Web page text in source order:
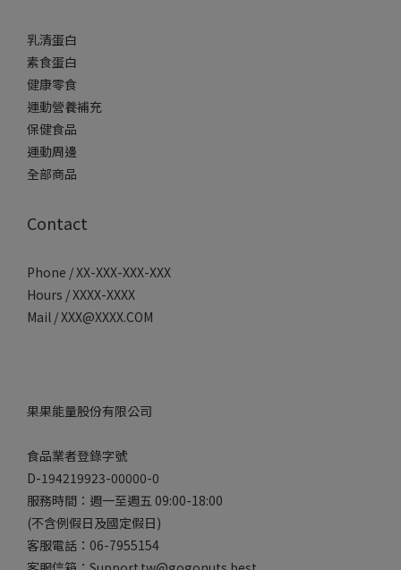
乳清蛋白
素食蛋白
健康零食
運動營養補充
保健食品
運動周邊
全部商品
Contact
Phone / XX-XXX-XXX-XXX
Hours / XXXX-XXXX
Mail / XXX@XXXX.COM
果果能量股份有限公司
食品業者登錄字號
D-194219923-00000-0
服務時間：週一至週五 09:00-18:00
(不含例假日及國定假日)
客服電話：06-7955154